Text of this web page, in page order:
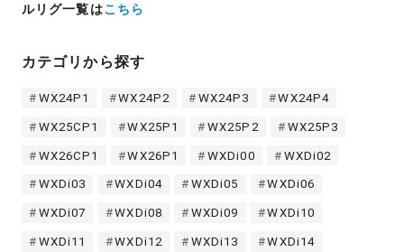
ルリグ一覧はこちら
カテゴリから探す
WX24P1 WX24P2 WX24P3 WX24P4
WX25CP1 WX25P1 WX25P2 WX25P3
WX26CP1 WX26P1 WXDi00 WXDi02
WXDi03 WXDi04 WXDi05 WXDi06
WXDi07 WXDi08 WXDi09 WXDi10
WXDi11 WXDi12 WXDi13 WXDi14